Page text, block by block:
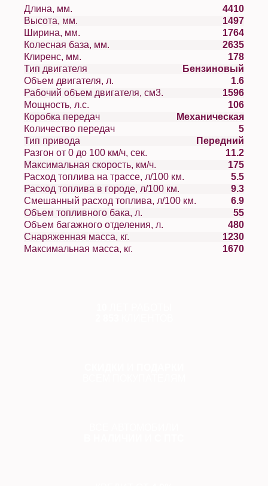
Длина, мм.
4410
Высота, мм.
1497
Ширина, мм.
1764
Колесная база, мм.
2635
Клиренс, мм.
178
Тип двигателя
Бензиновый
Объем двигателя, л.
1.6
Рабочий объем двигателя, см3.
1596
Мощность, л.с.
106
Коробка передач
Механическая
Количество передач
5
Тип привода
Передний
Разгон от 0 до 100 км/ч, сек.
11.2
Максимальная скорость, км/ч.
175
Расход топлива на трассе, л/100 км.
5.5
Расход топлива в городе, л/100 км.
9.3
Смешанный расход топлива, л/100 км.
6.9
Объем топливного бака, л.
55
Объем багажного отделения, л.
480
Снаряженная масса, кг.
1230
Максимальная масса, кг.
1670